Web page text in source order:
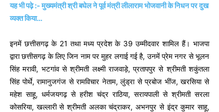
यह भी पढ़े :- मुख्यमंत्री श्री बघेल ने पूर्व मंत्री लीलाराम भोजवानी के निधन पर दुख
व्यक्त किया…
इनमें छत्तीसगढ़ के 21 तथा मध्य प्रदेश के 39 उम्मीदवार शामिल हैं। भाजपा
द्वारा छत्तीसगढ़ के लिए जिन नाम पर मुहर लगाई गई है, उनमें प्रेम नगर से भूलन
सिंह मरावी, भटगांव से श्रीमती लक्ष्मी राजवाड़े, प्रतापपुर से श्रीमती शकुंतला
सिंह पोर्थे, रामानुजगंज से रामविचार नेताम, लुंड्रा से प्रबोज भींज, खरसिया से
महेश साहू, धर्मजयगढ़ से हरीश चंद्र राठिया, सरायपाली से श्रीमती सरला
कोसरिया, खल्लारी से श्रीमती अलका चंद्राकर, अभनपुर से इंद्र कुमार साहू,